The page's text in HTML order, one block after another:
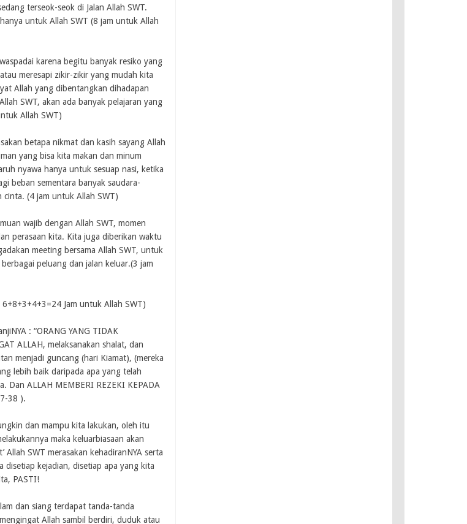
terseok-seok di Jalan Allah SWT.
untuk Allah SWT (8 jam untuk Allah
karena begitu banyak resiko yang
meresapi zikir-zikir yang mudah kita
Allah yang dibentangkan dihadapan
SWT, akan ada banyak pelajaran yang
Allah SWT)
betapa nikmat dan kasih sayang Allah
yang bisa kita makan dan minum
nyawa hanya untuk sesuap nasi, ketika
beban sementara banyak saudara-
cinta. (4 jam untuk Allah SWT)
wajib dengan Allah SWT, momen
perasaan kita. Kita juga diberikan waktu
meeting bersama Allah SWT, untuk
peluang dan jalan keluar.(3 jam
Jam untuk Allah SWT)
: “ORANG YANG TIDAK
ALLAH, melaksanakan shalat, dan
menjadi guncang (hari Kiamat), (mereka
lebih baik daripada apa yang telah
Dan ALLAH MEMBERI REZEKI KEPADA
38 ).
dan mampu kita lakukan, oleh itu
maka keluarbiasaan akan
Allah SWT merasakan kehadiranNYA serta
disetiap kejadian, disetiap apa yang kita
PASTI!
dan siang terdapat tanda-tanda
Allah sambil berdiri, duduk atau